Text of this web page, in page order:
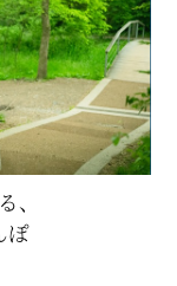
、
ぽ